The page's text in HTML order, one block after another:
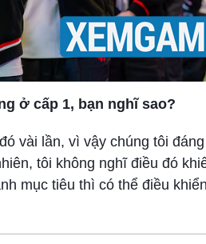
ở cấp 1, bạn nghĩ sao?
vài lần, vì vậy chúng tôi
tôi không nghĩ điều đó
mục tiêu thì có thể điều